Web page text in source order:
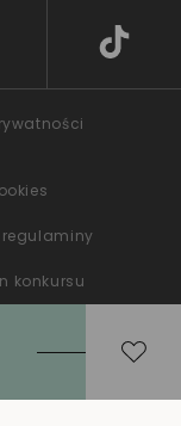
regulaminy
konkursu